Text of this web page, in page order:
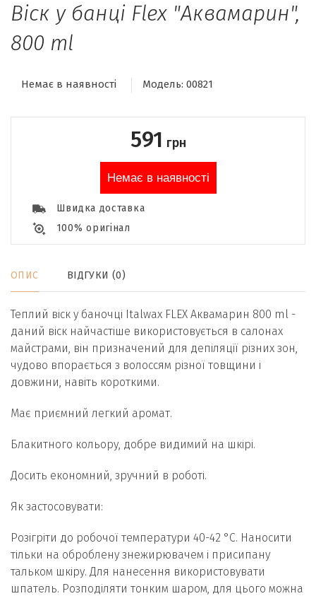
Віск у банці Flex "Аквамарин",
800 ml
Немає в наявності Модель: 00821
591 грн
Немає в наявності
Швидка доставка
100% оригінал
ОПИС ВІДГУКИ (0)
Теплий віск у баночці Italwax FLEX Аквамарин 800 ml -
даний віск найчастіше використовується в салонах
майстрами, він призначений для депіляції різних зон,
чудово впорається з волоссям різної товщини і
довжини, навіть короткими.
Має приємний легкий аромат.
Блакитного кольору, добре видимий на шкірі.
Досить економний, зручний в роботі.
Як застосовувати:
Розігріти до робочої температури 40-42 °С. Наносити
тільки на оброблену знежирювачем і присипану
тальком шкіру. Для нанесення використовувати
шпатель. Розподіляти тонким шаром, для цього можна